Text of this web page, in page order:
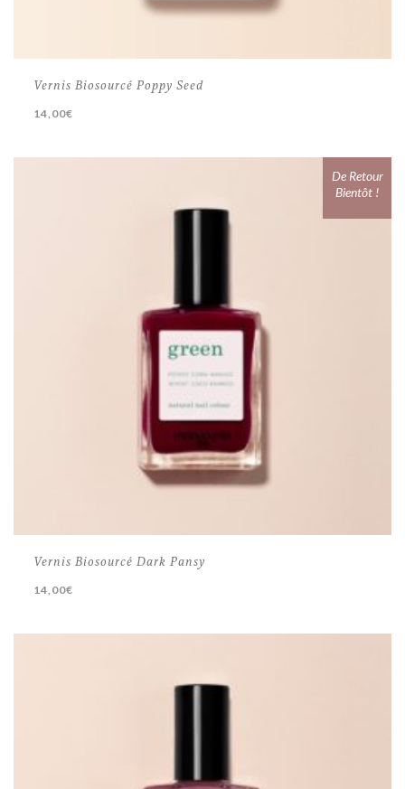
Vernis Biosourcé Poppy Seed
14,00€
De Retour
Bientôt !
Vernis Biosourcé Dark Pansy
14,00€